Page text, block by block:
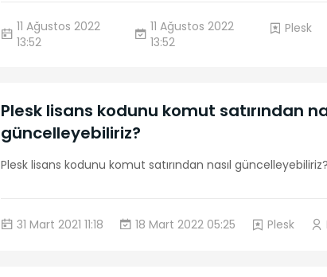
11 Ağustos 2022
13:52
11 Ağustos 2022
13:52
Plesk
Plesk lisans kodunu komut satırından
güncelleyebiliriz?
Plesk lisans kodunu komut satırından nasıl güncelleyebiliriz?
31 Mart 2021 11:18 18 Mart 2022 05:25 Plesk